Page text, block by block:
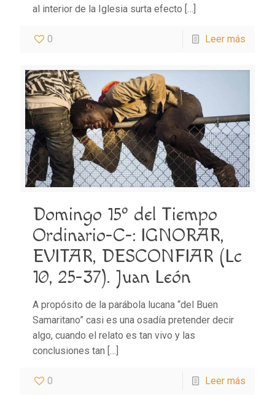
al interior de la Iglesia surta efecto […]
0 Leer más
Domingo 15º del Tiempo
Ordinario-C-: IGNORAR,
EVITAR, DESCONFIAR (Lc
10, 25-37). Juan León
A propósito de la parábola lucana “del Buen
Samaritano” casi es una osadía pretender decir
algo, cuando el relato es tan vivo y las
conclusiones tan […]
0 Leer más